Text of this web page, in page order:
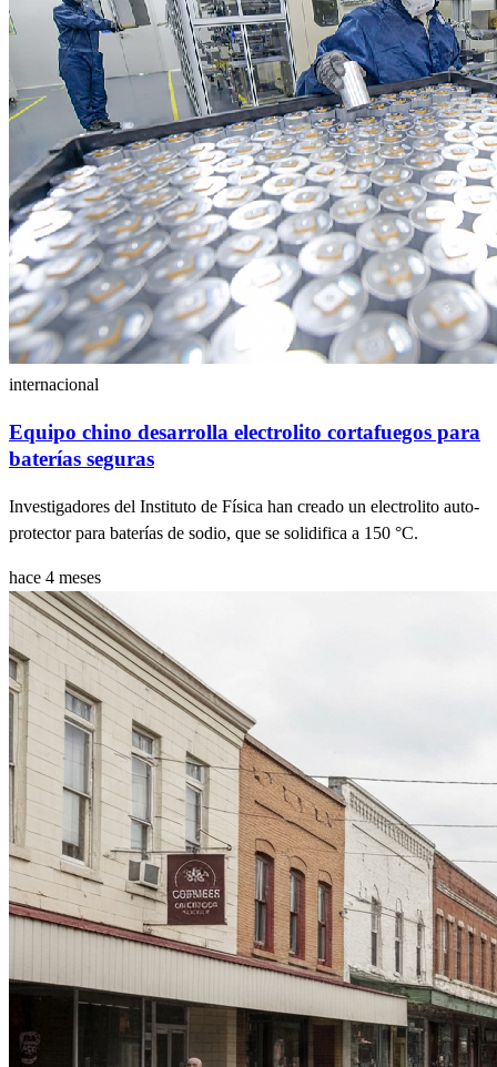
internacional
Equipo chino desarrolla electrolito cortafuegos para
baterías seguras
Investigadores del Instituto de Física han creado un electrolito auto-
protector para baterías de sodio, que se solidifica a 150 °C.
hace 4 meses